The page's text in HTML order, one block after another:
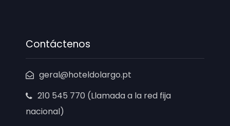
Contáctenos
geral@hoteldolargo.pt
210 545 770 (Llamada a la red fija
nacional)